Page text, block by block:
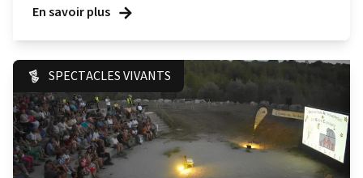
En savoir plus
SPECTACLES VIVANTS